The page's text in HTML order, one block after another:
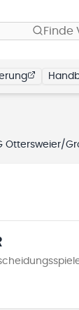
Finde
Ottersweier/